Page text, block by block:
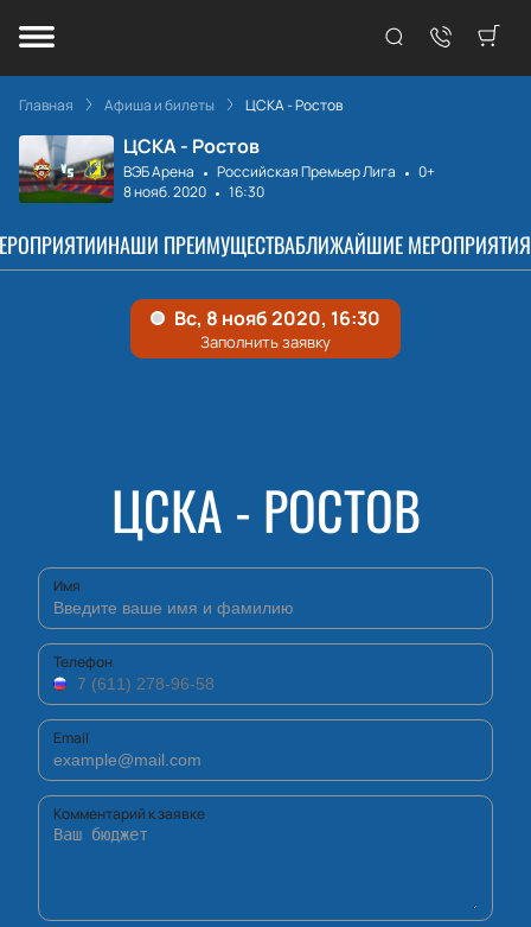
Главная Афиша и билеты ЦСКА - Ростов
ЦСКА - Ростов
ВЭБ Арена Российская Премьер Лига
0+
8 нояб. 2020
16:30
НАШИ ПРЕИМУЩЕСТВАБЛИЖАЙШИЕ МЕРОПРИЯТИЯ
ЦСКА - РОСТОВ
Имя
Телефон
Email
Комментарий к заявке